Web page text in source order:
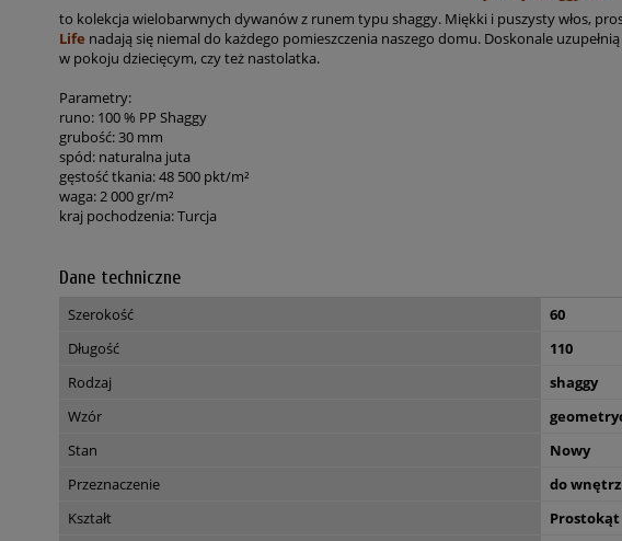
to kolekcja wielobarwnych dywanów z runem typu shaggy. Miękki i puszysty włos,
Life nadają się niemal do każdego pomieszczenia naszego domu. Doskonale
w pokoju dziecięcym, czy też nastolatka.
Parametry:
runo: 100 % PP Shaggy
grubość: 30 mm
spód: naturalna juta
gęstość tkania: 48 500 pkt/m²
waga: 2 000 gr/m²
kraj pochodzenia: Turcja
Dane techniczne
Szerokość
60
Długość
110
Rodzaj
shaggy
Wzór
Stan
Nowy
Przeznaczenie
do wnętrz
Kształt
Prostokąt